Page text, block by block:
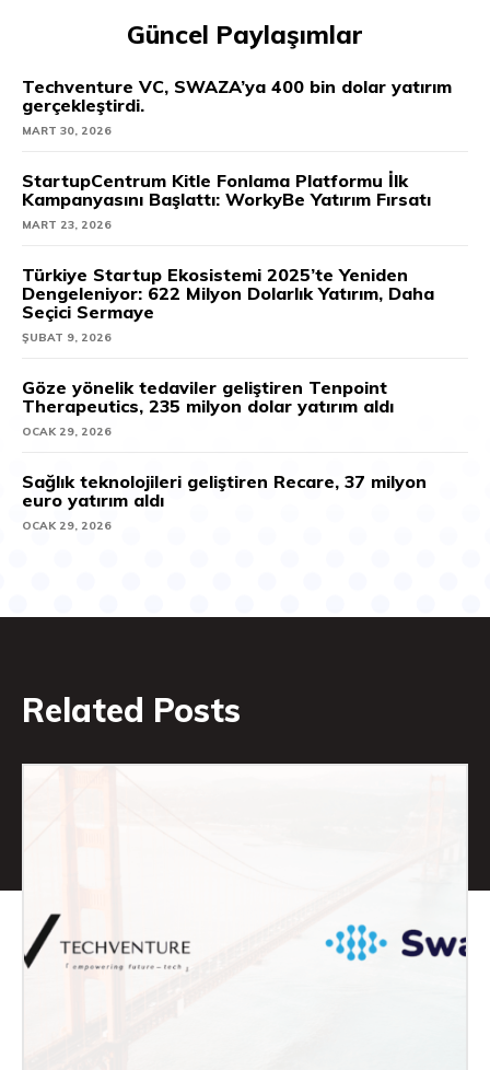
Güncel Paylaşımlar
Techventure VC, SWAZA’ya 400 bin dolar yatırım
gerçekleştirdi.
MART 30, 2026
StartupCentrum Kitle Fonlama Platformu İlk
Kampanyasını Başlattı: WorkyBe Yatırım Fırsatı
MART 23, 2026
Türkiye Startup Ekosistemi 2025’te Yeniden
Dengeleniyor: 622 Milyon Dolarlık Yatırım, Daha
Seçici Sermaye
ŞUBAT 9, 2026
Göze yönelik tedaviler geliştiren Tenpoint
Therapeutics, 235 milyon dolar yatırım aldı
OCAK 29, 2026
Sağlık teknolojileri geliştiren Recare, 37 milyon
euro yatırım aldı
OCAK 29, 2026
Related Posts